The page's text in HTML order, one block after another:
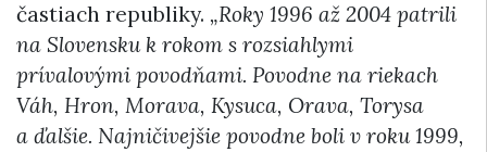
častiach republiky. „Roky 1996 až 2004 patrili
na Slovensku k rokom s rozsiahlymi
prívalovými povodňami. Povodne na riekach
Váh, Hron, Morava, Kysuca, Orava, Torysa
a ďalšie. Najničivejšie povodne boli v roku 1999,